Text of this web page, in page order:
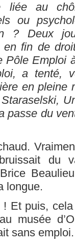
liée au
ou
? Deux
en fin de
Pôle Emploi
a tenté,
en
passe du
du
longue.
Et puis,
musée
sans emploi.